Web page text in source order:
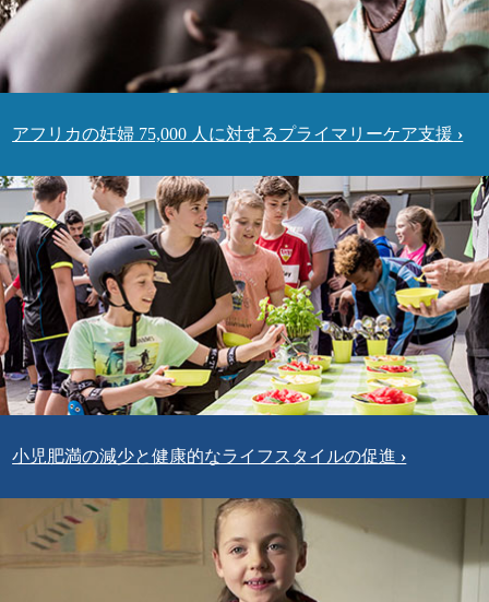
アフリカの妊婦 75,000 人に対するプライマリーケア支援
小児肥満の減少と健康的なライフスタイルの促進